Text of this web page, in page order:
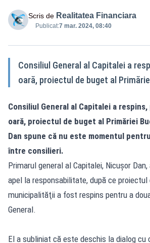
Scris de Realitatea Financiara
Publicat:7 mar. 2024, 08:40
Consiliul General al Capitalei a
oară, proiectul de buget al
Consiliul General al Capitalei a
oară, proiectul de buget al Primăriei
Dan spune că nu este momentul
între consilieri.
Primarul general al Capitalei, Nicuşor
apel la responsabilitate, după ce proiectul
municipalităţii a fost respins pentru a
General.
El a subliniat că este deschis la dialog cu